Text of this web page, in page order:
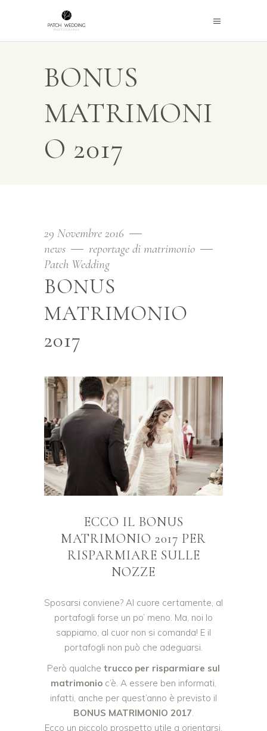
BONUS
MATRIMONI
O 2017
29 Novembre 2016
news
reportage di matrimonio
Patch Wedding
BONUS
MATRIMONIO
2017
ECCO IL BONUS
MATRIMONIO 2017 PER
RISPARMIARE SULLE
NOZZE
Sposarsi conviene? Al cuore certamente, al
portafogli forse un po’ meno. Ma, noi lo
sappiamo, al cuor non si comanda! E il
portafogli non può che adeguarsi.
Però qualche trucco per risparmiare sul
matrimonio c’è. A essere ben informati,
infatti, anche per quest’anno è previsto il
BONUS MATRIMONIO 2017.
Ecco un piccolo prospetto utile a orientarsi.